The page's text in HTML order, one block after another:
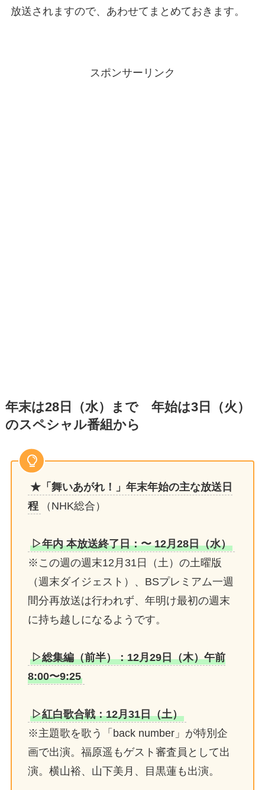
放送されますので、あわせてまとめておきます。
スポンサーリンク
年末は28日（水）まで 年始は3日（火）
のスペシャル番組から
★「舞いあがれ！」年末年始の主な放送日
程
（NHK総合）
▷年内 本放送終了日：〜 12月28日（水）
※この週の週末12月31日（土）の土曜版
（週末ダイジェスト）、BSプレミアム一週
間分再放送は行われず、年明け最初の週末
に持ち越しになるようです。
▷総集編（前半）：12月29日（木）午前
8:00〜9:25
▷紅白歌合戦：12月31日（土）
※主題歌を歌う「back number」が特別企
画で出演。福原遥もゲスト審査員として出
演。横山裕、山下美月、目黒蓮も出演。